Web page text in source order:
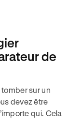
de
sur un
devez être
qui. Cela